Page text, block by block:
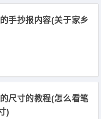
手抄报内容(关于家乡
尺寸的教程(怎么看笔
)